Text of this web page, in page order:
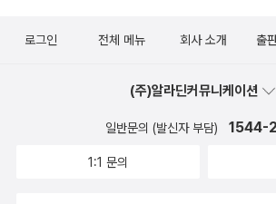
현상일 것이다. 이집트 시민혁명이 세계시민들
성할 수 있는 가능성의 지점이다. 이집트 시민
것은 과거 유럽사회나 아시아의 소위 '개발도상
체>(도서출판b, 2005)와 <트랜스크리틱>(
고 다시금 이 책을 손에 든 한 가지 이유이다.
책이 생각만큼 널리, 그리고 제대로 읽히지 않
너무 쉽게 평가되고 너무 쉽게 제쳐놓여진다는
로그인 전체 메뉴 회사 소개 출
(주)알라딘커뮤니케이션
일반문의 (발신자 부담) 1544-
1:1 문의